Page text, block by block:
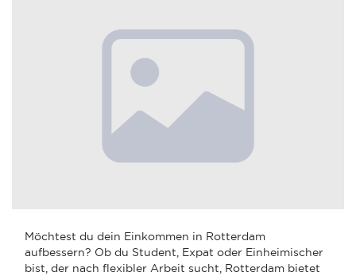
Möchtest du dein Einkommen in Rotterdam
aufbessern? Ob du Student, Expat oder Einheimischer
bist, der nach flexibler Arbeit sucht, Rotterdam bietet